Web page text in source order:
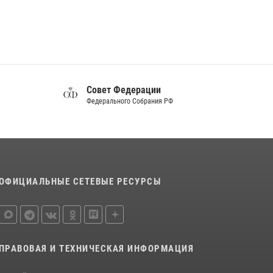
Росгвардейцы провели урок безопасности
Совет Федерации
Федерального Собрания РФ
СЕТЕВЫЕ РЕСУРСЫ
ПРАВОВАЯ И ТЕХНИЧЕСКАЯ ИНФОРМАЦИЯ